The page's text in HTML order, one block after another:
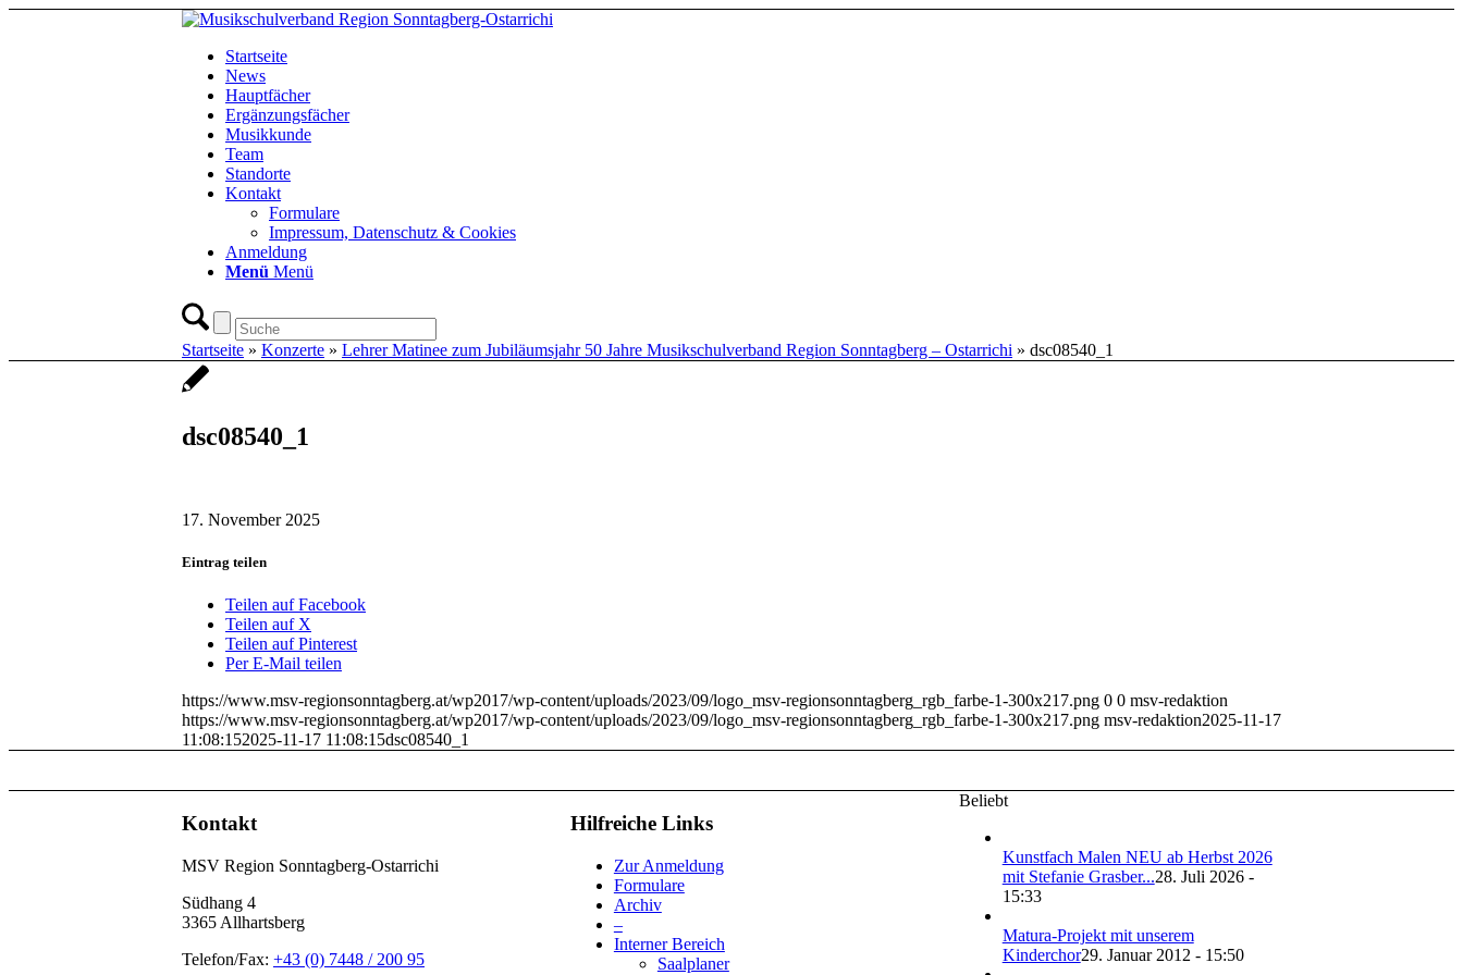
Startseite
News
Hauptfächer
Ergänzungsfächer
Musikkunde
Team
Standorte
Kontakt
Formulare
Impressum, Datenschutz & Cookies
Anmeldung
Menü Menü
Startseite » Konzerte » Lehrer Matinee zum Jubiläumsjahr 50 Jahre Musikschulverband Region Sonntagberg – Ostarrichi » dsc08540_1
dsc08540_1
17. November 2025
Eintrag teilen
Teilen auf Facebook
Teilen auf X
Teilen auf Pinterest
Per E-Mail teilen
https://www.msv-regionsonntagberg.at/wp2017/wp-content/uploads/2023/09/logo_msv-regionsonntagberg_rgb_farbe-1-300x217.png 0 0 msv-redaktion
https://www.msv-regionsonntagberg.at/wp2017/wp-content/uploads/2023/09/logo_msv-regionsonntagberg_rgb_farbe-1-300x217.png msv-redaktion2025-11-17
11:08:152025-11-17 11:08:15dsc08540_1
Kontakt
MSV Region Sonntagberg-Ostarrichi
Südhang 4
3365 Allhartsberg
Telefon/Fax: +43 (0) 7448 / 200 95
Hilfreiche Links
Zur Anmeldung
Formulare
Archiv
–
Interner Bereich
Saalplaner
Beliebt
Kunstfach Malen NEU ab Herbst 2026
mit Stefanie Grasber...28. Juli 2026 -
15:33
Matura-Projekt mit unserem
Kinderchor29. Januar 2012 - 15:50